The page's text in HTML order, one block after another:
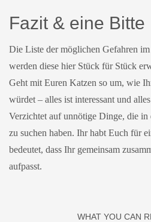
Fazit & eine Bitte
Die Liste der möglichen Gefahren
werden diese hier Stück für Stück
Geht mit Euren Katzen so um, wie
würdet – alles ist interessant und
Verzichtet auf unnötige Dinge, die in
zu suchen haben. Ihr habt Euch für
bedeutet, dass Ihr gemeinsam
aufpasst.
WHAT YOU CAN